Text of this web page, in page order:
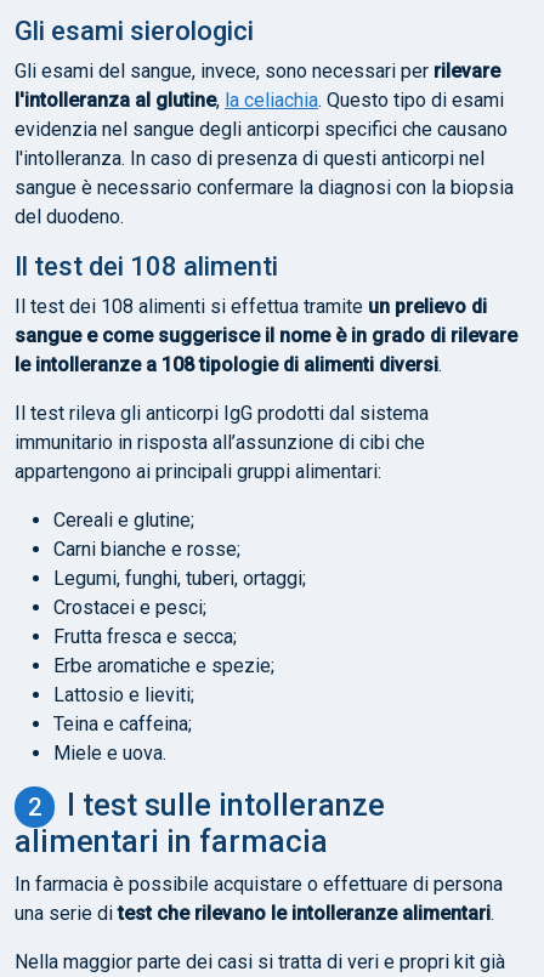
Gli esami sierologici
Gli esami del sangue, invece, sono necessari per rilevare
l'intolleranza al glutine, la celiachia. Questo tipo di esami
evidenzia nel sangue degli anticorpi specifici che causano
l'intolleranza. In caso di presenza di questi anticorpi nel
sangue è necessario confermare la diagnosi con la biopsia
del duodeno.
Il test dei 108 alimenti
Il test dei 108 alimenti si effettua tramite un prelievo di
sangue e come suggerisce il nome è in grado di rilevare
le intolleranze a 108 tipologie di alimenti diversi.
Il test rileva gli anticorpi IgG prodotti dal sistema
immunitario in risposta all’assunzione di cibi che
appartengono ai principali gruppi alimentari:
Cereali e glutine;
Carni bianche e rosse;
Legumi, funghi, tuberi, ortaggi;
Crostacei e pesci;
Frutta fresca e secca;
Erbe aromatiche e spezie;
Lattosio e lieviti;
Teina e caffeina;
Miele e uova.
I test sulle intolleranze
alimentari in farmacia
In farmacia è possibile acquistare o effettuare di persona
una serie ditest che rilevano le intolleranze alimentari.
Nella maggior parte dei casi si tratta di veri e propri kit già